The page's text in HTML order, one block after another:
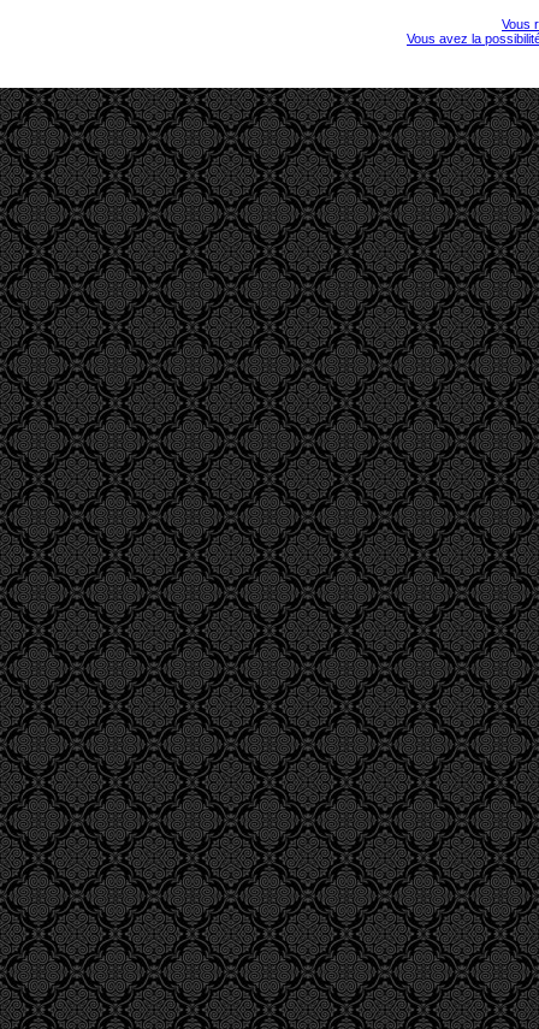
Vous
Vous avez la